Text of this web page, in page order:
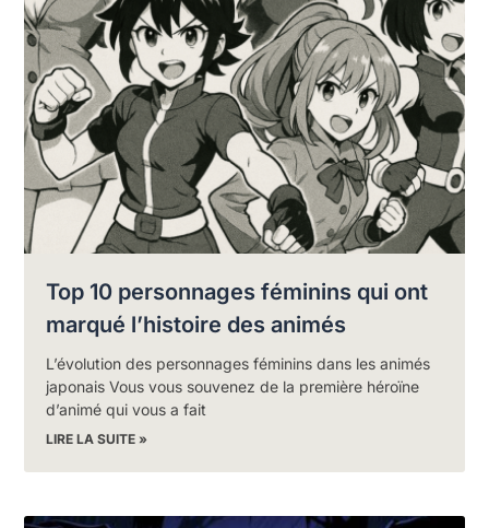
Top 10 personnages féminins qui ont
marqué l’histoire des animés
L’évolution des personnages féminins dans les animés
japonais Vous vous souvenez de la première héroïne
d’animé qui vous a fait
LIRE LA SUITE »